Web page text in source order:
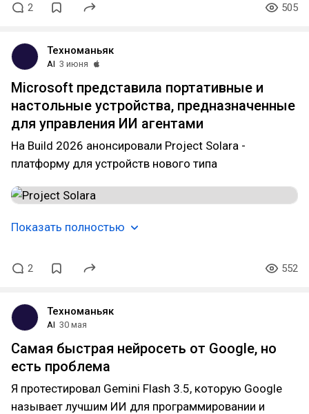
2 505
Техноманьяк
AI 3 июня
Microsoft представила портативные и
настольные устройства, предназначенные
для управления ИИ агентами
На Build 2026 анонсировали Project Solara -
платформу для устройств нового типа
Показать полностью
2 552
Техноманьяк
AI 30 мая
Самая быстрая нейросеть от Google, но
есть проблема
Я протестировал Gemini Flash 3.5, которую Google
называет лучшим ИИ для программировании и